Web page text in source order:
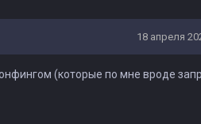
18 апреля
(которые по мне вроде